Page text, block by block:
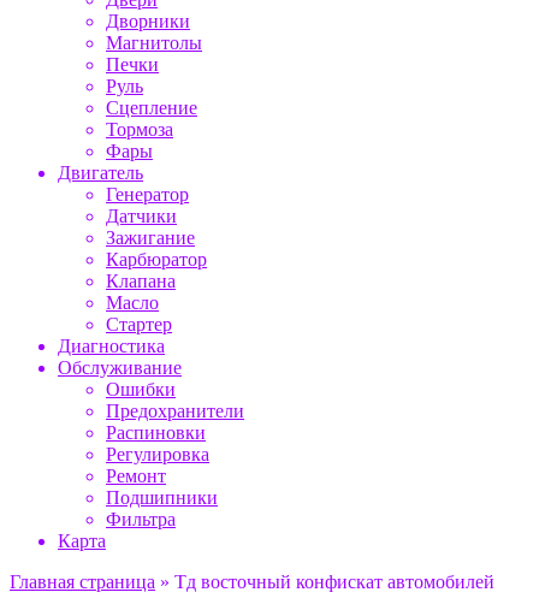
Дворники
Магнитолы
Печки
Руль
Сцепление
Тормоза
Фары
Двигатель
Генератор
Датчики
Зажигание
Карбюратор
Клапана
Масло
Стартер
Диагностика
Обслуживание
Ошибки
Предохранители
Распиновки
Регулировка
Ремонт
Подшипники
Фильтра
Карта
Главная страница » Тд восточный конфискат автомобилей